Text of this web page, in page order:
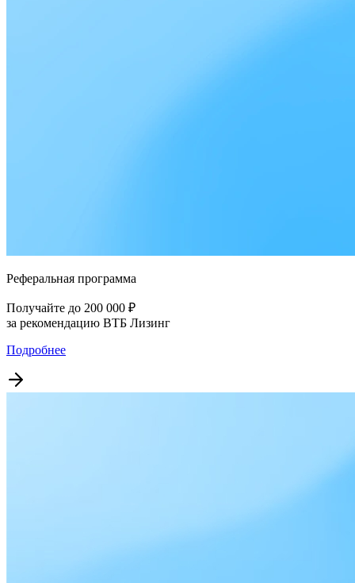
Реферальная программа
Получайте до 200 000 ₽
за рекомендацию ВТБ Лизинг
Подробнее